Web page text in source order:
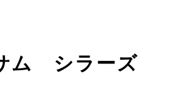
ム シラーズ